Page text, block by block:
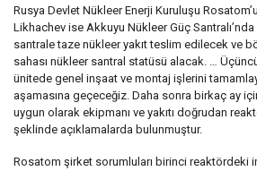
Rusya Devlet Nükleer Enerji Kuruluşu
Likhachev ise Akkuyu Nükleer Güç
santrale taze nükleer yakıt teslim edilecek ve
sahası nükleer santral statüsü alacak. …
ünitede genel inşaat ve montaj işlerini
aşamasına geçeceğiz. Daha sonra birkaç ay
uygun olarak ekipmanı ve yakıtı doğrudan
şeklinde açıklamalarda bulunmuştur.
Rosatom şirket sorumluları birinci reaktördeki